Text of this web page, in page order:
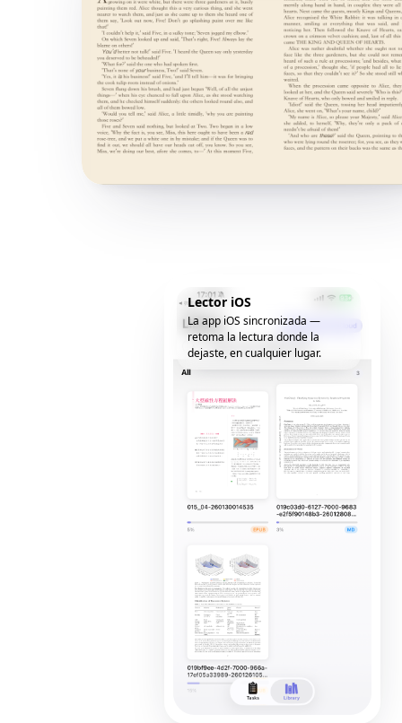
Lector iOS
La app iOS sincronizada —
retoma la lectura donde la
dejaste, en cualquier lugar.